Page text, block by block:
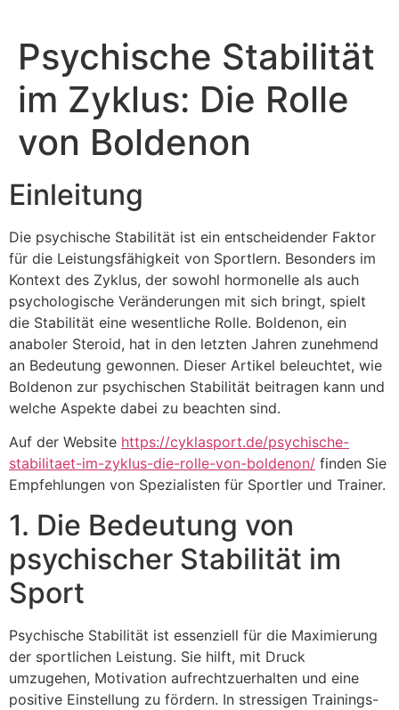
Psychische Stabilität
im Zyklus: Die Rolle
von Boldenon
Einleitung
Die psychische Stabilität ist ein entscheidender Faktor
für die Leistungsfähigkeit von Sportlern. Besonders im
Kontext des Zyklus, der sowohl hormonelle als auch
psychologische Veränderungen mit sich bringt, spielt
die Stabilität eine wesentliche Rolle. Boldenon, ein
anaboler Steroid, hat in den letzten Jahren zunehmend
an Bedeutung gewonnen. Dieser Artikel beleuchtet, wie
Boldenon zur psychischen Stabilität beitragen kann und
welche Aspekte dabei zu beachten sind.
Auf der Website https://cyklasport.de/psychische-
stabilitaet-im-zyklus-die-rolle-von-boldenon/ finden Sie
Empfehlungen von Spezialisten für Sportler und Trainer.
1. Die Bedeutung von
psychischer Stabilität im
Sport
Psychische Stabilität ist essenziell für die Maximierung
der sportlichen Leistung. Sie hilft, mit Druck
umzugehen, Motivation aufrechtzuerhalten und eine
positive Einstellung zu fördern. In stressigen Trainings-